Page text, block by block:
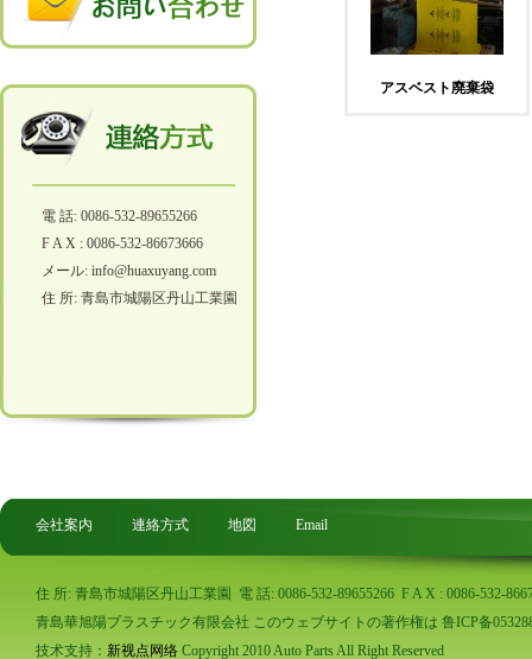
電 話: 0086-532-89655266
F A X : 0086-532-86673666
メール: info@huaxuyang.com
住 所: 青島市城陽区丹山工業園
アスベスト廃棄袋
会社案内 連絡方式 地図 Email
住 所: 青島市城陽区丹山工業園 電 話: 0086-532-89655266 F A X : 0086-532-
青島華旭陽プラスチック有限会社 このウェブサイトの著作権は 鲁ICP备
技术支持： 新视点网络 Copyright 2010 Auto Parts All Right Reserved